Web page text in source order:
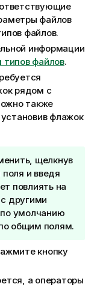
файлов
файлов.
информации
файлов.
рядом с
также
флажок
щелкнув
и введя
повлиять на
другими
умолчанию
общим полям.
кнопку
а операторы